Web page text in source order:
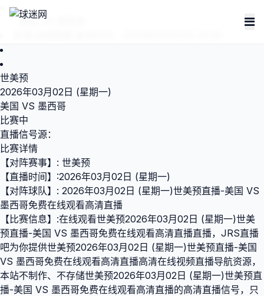
美国 VS 墨西哥
世美预
2026年03月02日 (星期一)
美国 VS 墨西哥
比赛中
直播信号源：
比赛详情
【对阵赛事】: 世美预
【直播时间】:2026年03月02日 (星期一)
【对阵球队】: 2026年03月02日 (星期一)世美预直播-美国 VS
墨西哥免费在线观看高清直播
【比赛信息】:在线观看世美预2026年03月02日 (星期一)世美
预直播-美国 VS 墨西哥免费在线观看高清直播直播，JRS直播
吧为你提供世美预2026年03月02日 (星期一)世美预直播-美国
VS 墨西哥免费在线观看高清直播高清在线视频直播导航资源，
本站不制作、不存储世美预2026年03月02日 (星期一)世美预直
播-美国 VS 墨西哥免费在线观看高清直播的高清直播信号，只